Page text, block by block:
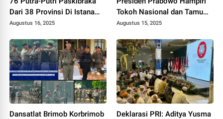
Dari 38 Provinsi Di Istana
Negara 2025.
Augustus 16, 2025
Tokoh Nasional dan Tamu
Internasional.
Augustus 15, 2025
Dansatlat Brimob Korbrimob
Deklarasi PRI: Aditya Yusma